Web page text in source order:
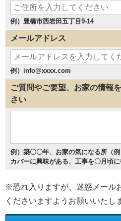
例）豊橋市西岩田五丁目9-14
メールアドレス
例）info@xxxx.com
ご質問やご要望、お家の情報
さい
例）築〇〇年、お家の気になる所（
カバーに興味がある、工事を〇月頃
※恐れ入りますが、迷惑メール
くださいますようお願いいたし